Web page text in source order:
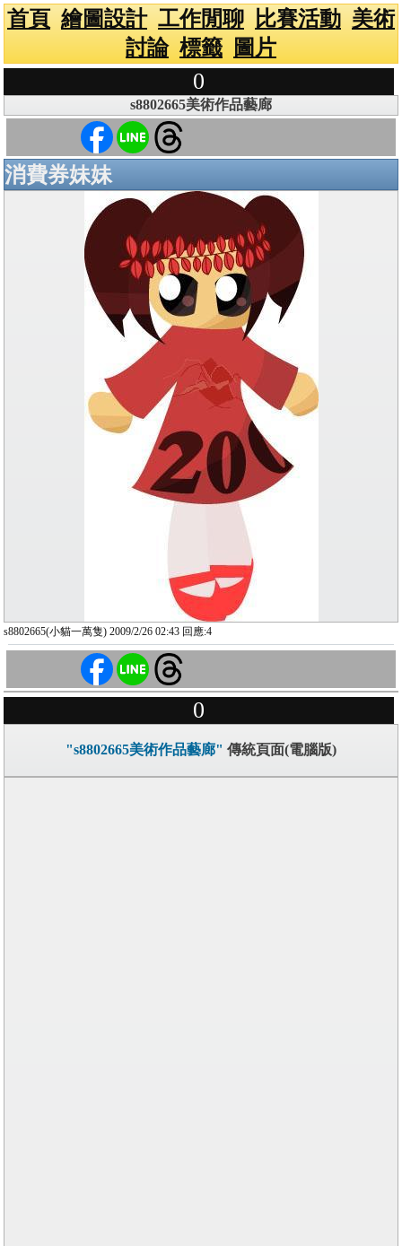
首頁 繪圖設計 工作閒聊 比賽活動 美術
討論 標籤 圖片
0
s8802665美術作品藝廊
消費券妹妹
s8802665(小貓一萬隻) 2009/2/26 02:43 回應:4
0
"s8802665美術作品藝廊" 傳統頁面(電腦版)